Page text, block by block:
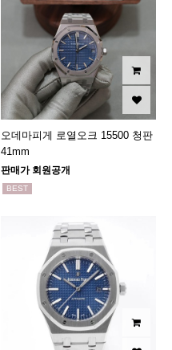
오데마피게 로열오크 15500 청판
41mm
판매가 회원공개
BEST